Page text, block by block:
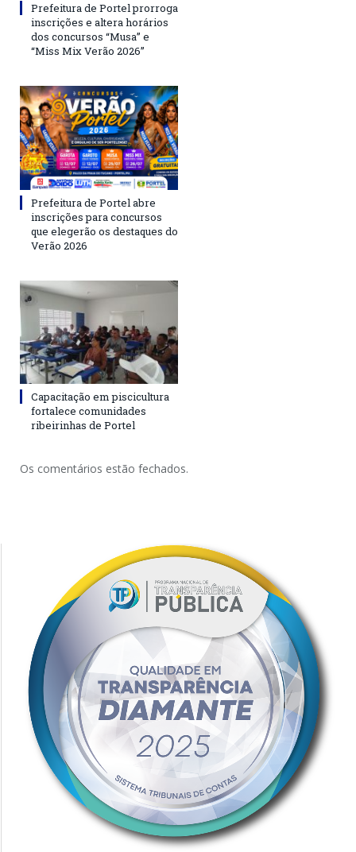
Prefeitura de Portel prorroga
inscrições e altera horários
dos concursos “Musa” e
“Miss Mix Verão 2026”
Prefeitura de Portel abre
inscrições para concursos
que elegerão os destaques do
Verão 2026
Capacitação em piscicultura
fortalece comunidades
ribeirinhas de Portel
Os comentários estão fechados.